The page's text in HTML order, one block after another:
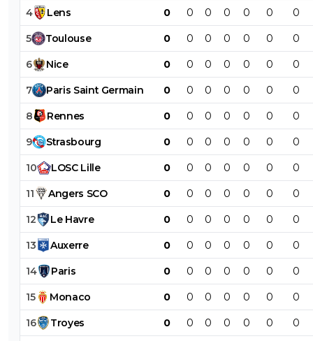
4 Lens 0 0 0 0 0 0 0
5 Toulouse 0 0 0 0 0 0 0
6 Nice 0 0 0 0 0 0 0
7 Paris Saint Germain 0 0 0 0 0 0 0
8 Rennes 0 0 0 0 0 0 0
9 Strasbourg 0 0 0 0 0 0 0
10 LOSC Lille 0 0 0 0 0 0 0
11 Angers SCO 0 0 0 0 0 0 0
12 Le Havre 0 0 0 0 0 0 0
13 Auxerre 0 0 0 0 0 0 0
14 Paris 0 0 0 0 0 0 0
15 Monaco 0 0 0 0 0 0 0
16 Troyes 0 0 0 0 0 0 0